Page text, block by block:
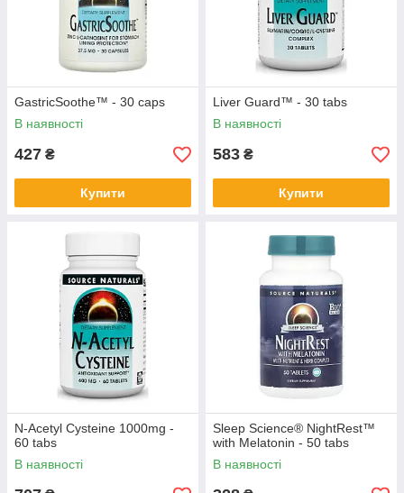
GastricSoothe™ - 30 caps
В наявності
427 ₴
Купити
Liver Guard™ - 30 tabs
В наявності
583 ₴
Купити
N-Acetyl Cysteine 1000mg -
60 tabs
В наявності
Sleep Science® NightRest™
with Melatonin - 50 tabs
В наявності